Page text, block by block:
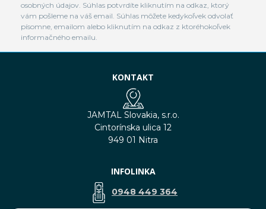
osobných údajov. Súhlas potvrdíte kliknutím na odkaz, ktorý
vám pošleme na váš email. Súhlas môžete kedykoľvek odvolať
písomne, emailom alebo kliknutím na odkaz z ktoréhokoľvek
informačného emailu.
KONTAKT
JAMTAL Slovakia, s.r.o.
Cintorínska ulica 12
949 01 Nitra
INFOLINKA
0948 449 364